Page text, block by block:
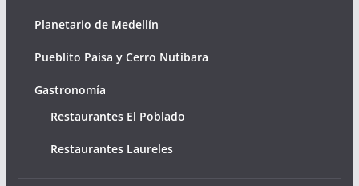
Planetario de Medellín
Pueblito Paisa y Cerro Nutibara
Gastronomía
Restaurantes El Poblado
Restaurantes Laureles